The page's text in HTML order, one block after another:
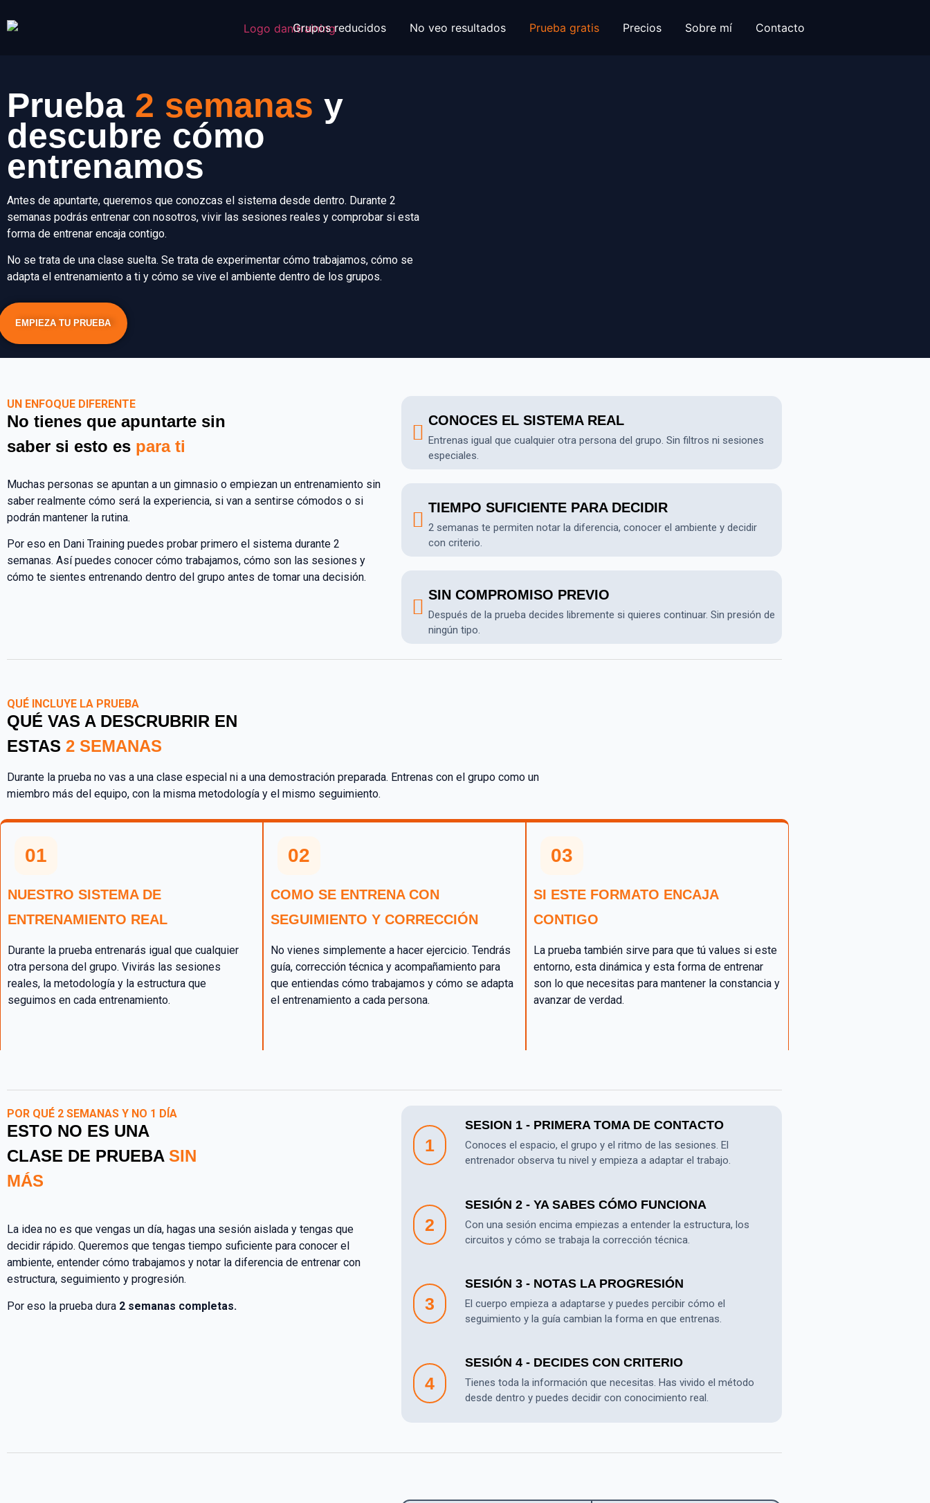
Grupos reducidos No veo resultados Prueba gratis Precios Sobre mí Contacto
Prueba 2 semanas y
descubre cómo
entrenamos
Antes de apuntarte, queremos que conozcas el sistema desde dentro. Durante 2
semanas podrás entrenar con nosotros, vivir las sesiones reales y comprobar si esta
forma de entrenar encaja contigo.
No se trata de una clase suelta. Se trata de experimentar cómo trabajamos, cómo se
adapta el entrenamiento a ti y cómo se vive el ambiente dentro de los grupos.
EMPIEZA TU PRUEBA
UN ENFOQUE DIFERENTE
No tienes que apuntarte sin
saber si esto es para ti
Muchas personas se apuntan a un gimnasio o empiezan un entrenamiento sin
saber realmente cómo será la experiencia, si van a sentirse cómodos o si
podrán mantener la rutina.
Por eso en Dani Training puedes probar primero el sistema durante 2
semanas. Así puedes conocer cómo trabajamos, cómo son las sesiones y
cómo te sientes entrenando dentro del grupo antes de tomar una decisión.
CONOCES EL SISTEMA REAL
Entrenas igual que cualquier otra persona del grupo. Sin filtros ni sesiones
especiales.
TIEMPO SUFICIENTE PARA DECIDIR
2 semanas te permiten notar la diferencia, conocer el ambiente y decidir
con criterio.
SIN COMPROMISO PREVIO
Después de la prueba decides libremente si quieres continuar. Sin presión de
ningún tipo.
QUÉ INCLUYE LA PRUEBA
QUÉ VAS A DESCRUBRIR EN
ESTAS 2 SEMANAS
Durante la prueba no vas a una clase especial ni a una demostración preparada. Entrenas con el grupo como un
miembro más del equipo, con la misma metodología y el mismo seguimiento.
01
NUESTRO SISTEMA DE
ENTRENAMIENTO REAL
Durante la prueba entrenarás igual que cualquier
otra persona del grupo. Vivirás las sesiones
reales, la metodología y la estructura que
seguimos en cada entrenamiento.
02
COMO SE ENTRENA CON
SEGUIMIENTO Y CORRECCIÓN
No vienes simplemente a hacer ejercicio. Tendrás
guía, corrección técnica y acompañamiento para
que entiendas cómo trabajamos y cómo se adapta
el entrenamiento a cada persona.
03
SI ESTE FORMATO ENCAJA
CONTIGO
La prueba también sirve para que tú values si este
entorno, esta dinámica y esta forma de entrenar
son lo que necesitas para mantener la constancia y
avanzar de verdad.
POR QUÉ 2 SEMANAS Y NO 1 DÍA
ESTO NO ES UNA
CLASE DE PRUEBA SIN
MÁS
La idea no es que vengas un día, hagas una sesión aislada y tengas que
decidir rápido. Queremos que tengas tiempo suficiente para conocer el
ambiente, entender cómo trabajamos y notar la diferencia de entrenar con
estructura, seguimiento y progresión.
Por eso la prueba dura 2 semanas completas.
1
SESION 1 - PRIMERA TOMA DE CONTACTO
Conoces el espacio, el grupo y el ritmo de las sesiones. El
entrenador observa tu nivel y empieza a adaptar el trabajo.
2
SESIÓN 2 - YA SABES CÓMO FUNCIONA
Con una sesión encima empiezas a entender la estructura, los
circuitos y cómo se trabaja la corrección técnica.
3
SESIÓN 3 - NOTAS LA PROGRESIÓN
El cuerpo empieza a adaptarse y puedes percibir cómo el
seguimiento y la guía cambian la forma en que entrenas.
4
SESIÓN 4 - DECIDES CON CRITERIO
Tienes toda la información que necesitas. Has vivido el método
desde dentro y puedes decidir con conocimiento real.